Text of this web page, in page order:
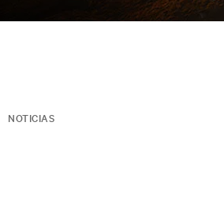
NOTICIAS